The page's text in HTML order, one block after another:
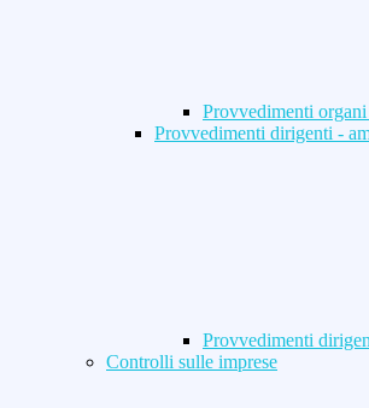
Provvedimenti
Provvedimenti dirigenti -
Provvedimenti
Controlli sulle imprese